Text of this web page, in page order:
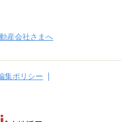
産会社さまへ
集ポリシー